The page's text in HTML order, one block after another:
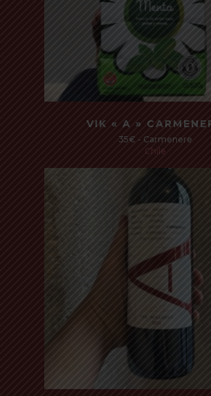
VIK « A »
35€ - Carmenere
Chile